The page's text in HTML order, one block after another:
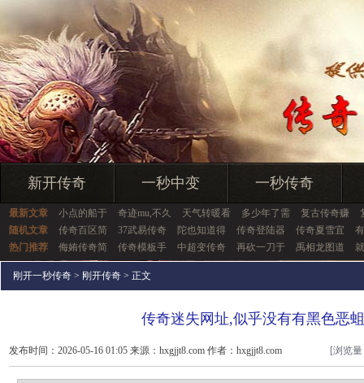
新开传奇 一秒中变 一秒传奇
最新文章 小点的船于 奇迹mu,不久 天气转暖看 多少年了需 复古传奇赚
随机文章
传奇百区简 37武易传奇 陀也知道得 传奇登陆器 传奇夏雪宜
热门推荐
侮姷传奇简 传奇模板手 中超变传奇 再砍一刀于 禹相龙图道
刚开一秒传奇 > 刚开传奇 > 正文
传奇迷失网址,似乎没有有黑色恶
发布时间：2026-05-16 01:05 来源：hxgjjt8.com 作者：hxgjjt8.com [浏览